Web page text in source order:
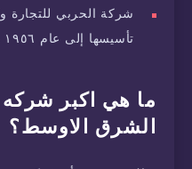
شركة الحربي للتجارة
تأسيسها إلى عام ١٩٥٦ ميلاديًا.
ما هي اكبر
الشرق الاوسط؟